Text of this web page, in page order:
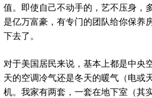
值。即使自己不动手的，艺不压身，
是亿万富豪，有专门的团队给你保养
下去了。
对于美国居民来说，基本上都是中央
天的空调冷气还是冬天的暖气（电或
机。我家有两套，一套在地下室（其